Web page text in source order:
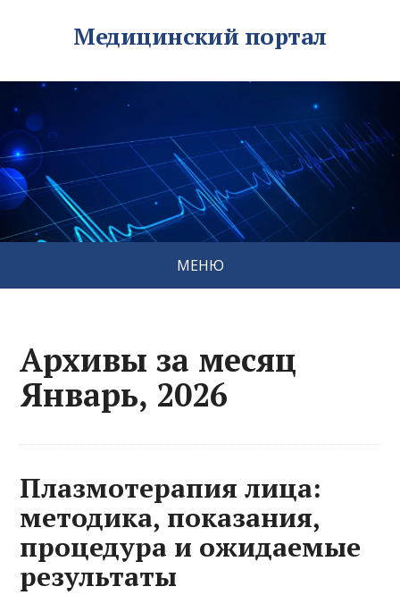
Медицинский портал
МЕНЮ
Архивы за месяц
Январь, 2026
Плазмотерапия лица:
методика, показания,
процедура и ожидаемые
результаты